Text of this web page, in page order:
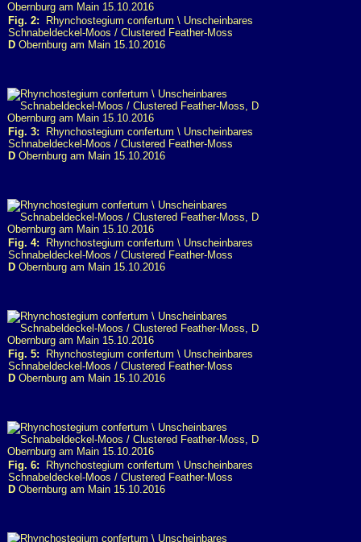
Fig. 2: Rhynchostegium confertum \ Unscheinbares
Schnabeldeckel-Moos / Clustered Feather-Moss
D Obernburg am Main 15.10.2016
Fig. 3: Rhynchostegium confertum \ Unscheinbares
Schnabeldeckel-Moos / Clustered Feather-Moss
D Obernburg am Main 15.10.2016
Fig. 4: Rhynchostegium confertum \ Unscheinbares
Schnabeldeckel-Moos / Clustered Feather-Moss
D Obernburg am Main 15.10.2016
Fig. 5: Rhynchostegium confertum \ Unscheinbares
Schnabeldeckel-Moos / Clustered Feather-Moss
D Obernburg am Main 15.10.2016
Fig. 6: Rhynchostegium confertum \ Unscheinbares
Schnabeldeckel-Moos / Clustered Feather-Moss
D Obernburg am Main 15.10.2016